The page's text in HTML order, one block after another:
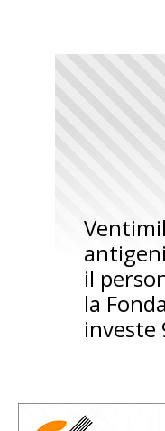
il
la
investe